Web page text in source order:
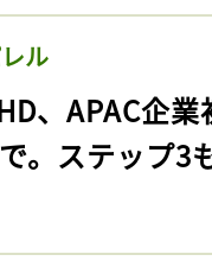
ル
、APAC企
。ステップ3